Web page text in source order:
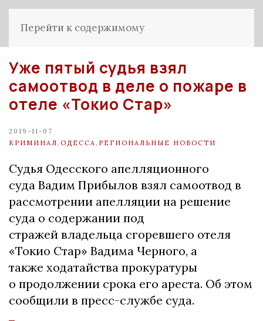
Перейти к содержимому
Уже пятый судья взял
самоотвод в деле о пожаре в
отеле «Токио Стар»
2019-11-07
КРИМИНАЛ ОДЕССА РЕГИОНАЛЬНЫЕ НОВОСТИ
Судья Одесского апелляционного
суда Вадим Прибылов взял самоотвод в
рассмотрении апелляции на решение
суда о содержании под
стражей владельца сгоревшего отеля
«Токио Стар» Вадима Черного, а
также ходатайства прокуратуры
о продолжении срока его ареста. Об этом
сообщили в пресс-службе суда.